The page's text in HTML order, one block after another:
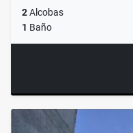
2Alcobas
1 Baño